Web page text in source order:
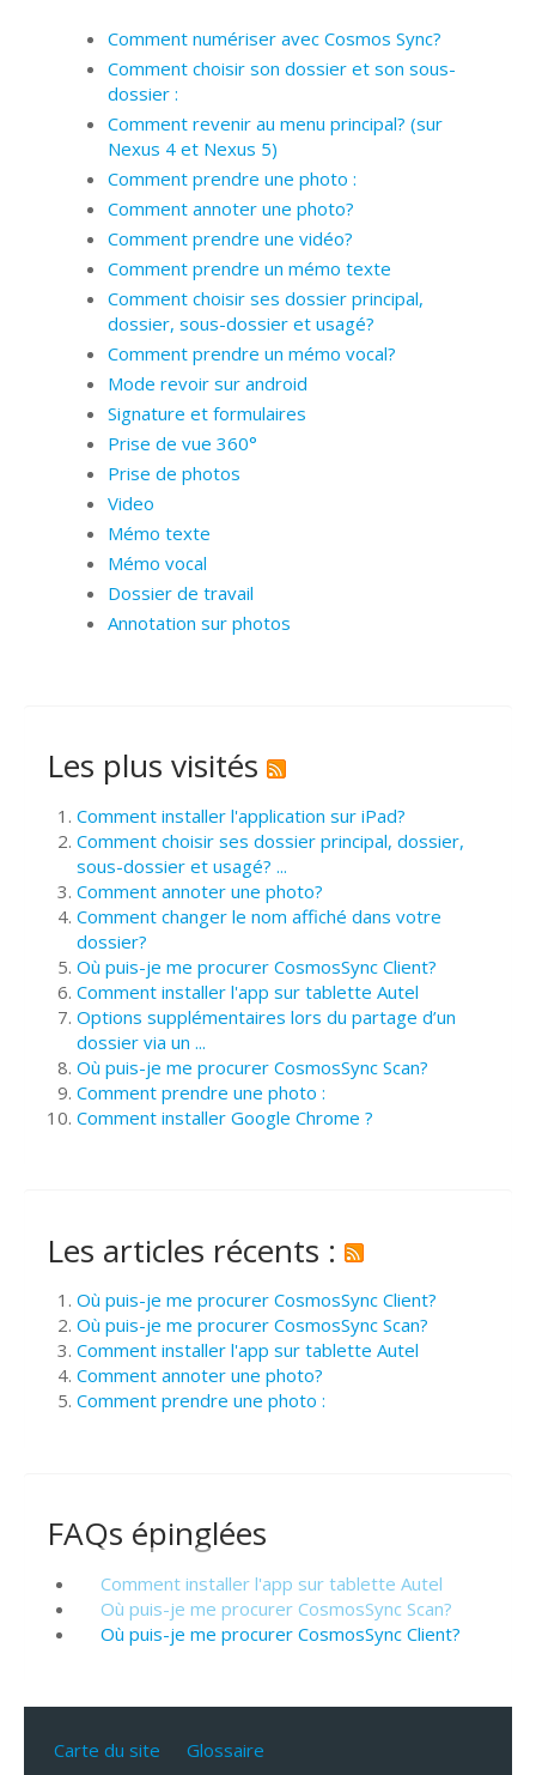
Comment numériser avec Cosmos Sync?
Comment choisir son dossier et son sous-
dossier :
Comment revenir au menu principal? (sur
Nexus 4 et Nexus 5)
Comment prendre une photo :
Comment annoter une photo?
Comment prendre une vidéo?
Comment prendre un mémo texte
Comment choisir ses dossier principal,
dossier, sous-dossier et usagé?
Comment prendre un mémo vocal?
Mode revoir sur android
Signature et formulaires
Prise de vue 360°
Prise de photos
Video
Mémo texte
Mémo vocal
Dossier de travail
Annotation sur photos
Les plus visités
Comment installer l'application sur iPad?
Comment choisir ses dossier principal, dossier,
sous-dossier et usagé? ...
Comment annoter une photo?
Comment changer le nom affiché dans votre
dossier?
Où puis-je me procurer CosmosSync Client?
Comment installer l'app sur tablette Autel
Options supplémentaires lors du partage d’un
dossier via un ...
Où puis-je me procurer CosmosSync Scan?
Comment prendre une photo :
Comment installer Google Chrome ?
Les articles récents :
Où puis-je me procurer CosmosSync Client?
Où puis-je me procurer CosmosSync Scan?
Comment installer l'app sur tablette Autel
Comment annoter une photo?
Comment prendre une photo :
FAQs épinglées
Comment installer l'app sur tablette Autel
Où puis-je me procurer CosmosSync Scan?
Où puis-je me procurer CosmosSync Client?
Carte du site Glossaire